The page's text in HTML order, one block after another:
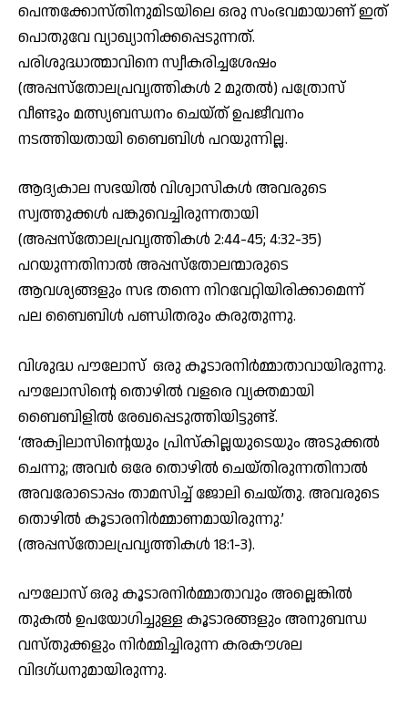
പെന്തക്കോസ്തിനുമിടയിലെ ഒരു സംഭവമായാണ് ഇത്
പൊതുവേ വ്യാഖ്യാനിക്കപ്പെടുന്നത്.
പരിശുദ്ധാത്മാവിനെ സ്വീകരിച്ചശേഷം
(അപ്പസ്‌തോലപ്രവൃത്തികള്‍ 2 മുതല്‍) പത്രോസ്
വീണ്ടും മത്സ്യബന്ധനം ചെയ്ത് ഉപജീവനം
നടത്തിയതായി ബൈബിള്‍ പറയുന്നില്ല.
ആദ്യകാല സഭയില്‍ വിശ്വാസികള്‍ അവരുടെ
സ്വത്തുക്കള്‍ പങ്കുവെച്ചിരുന്നതായി
(അപ്പസ്‌തോലപ്രവൃത്തികള്‍ 2:44-45; 4:32-35)
പറയുന്നതിനാല്‍ അപ്പസ്‌തോലന്മാരുടെ
ആവശ്യങ്ങളും സഭ തന്നെ നിറവേറ്റിയിരിക്കാമെന്ന്
പല ബൈബിള്‍ പണ്ഡിതരും കരുതുന്നു.
വിശുദ്ധ പൗലോസ് ഒരു കൂടാരനിര്‍മ്മാതാവായിരുന്നു.
പൗലോസിന്റെ തൊഴില്‍ വളരെ വ്യക്തമായി
ബൈബിളില്‍ രേഖപ്പെടുത്തിയിട്ടുണ്ട്.
‘അക്വിലാസിന്റെയും പ്രിസ്‌കില്ലയുടെയും അടുക്കല്‍
ചെന്നു; അവര്‍ ഒരേ തൊഴില്‍ ചെയ്തിരുന്നതിനാല്‍
അവരോടൊപ്പം താമസിച്ച് ജോലി ചെയ്തു. അവരുടെ
തൊഴില്‍ കൂടാരനിര്‍മ്മാണമായിരുന്നു.’
(അപ്പസ്‌തോലപ്രവൃത്തികള്‍ 18:1-3).
പൗലോസ് ഒരു കൂടാരനിര്‍മ്മാതാവും അല്ലെങ്കില്‍
തുകല്‍ ഉപയോഗിച്ചുള്ള കൂടാരങ്ങളും അനുബന്ധ
വസ്തുക്കളും നിര്‍മ്മിച്ചിരുന്ന കരകൗശല
വിദഗ്ധനുമായിരുന്നു.